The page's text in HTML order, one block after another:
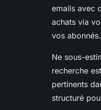
emails avec
achats via
vos abonnés.
Ne sous-
recherche
pertinents
structuré